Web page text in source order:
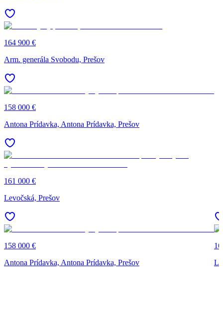
164 900 €
Arm. generála Svobodu, Prešov
158 000 €
Antona Prídavka, Antona Prídavka, Prešov
161 000 €
Levočská, Prešov
158 000 €
Antona Prídavka, Antona Prídavka, Prešov